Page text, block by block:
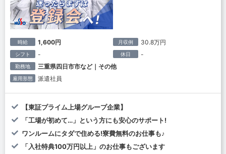
時給 1,600円 月収例 30.8万円
シフト - 休日 -
勤務地 三重県四日市市など｜その他
雇用形態 派遣社員
【東証プライム上場グループ企業】
「工場が初めて…」という方にも安心のサポート!
ワンルームにタダで住める!寮費無料のお仕事も♪
「入社特典100万円以上」のお仕事もございます